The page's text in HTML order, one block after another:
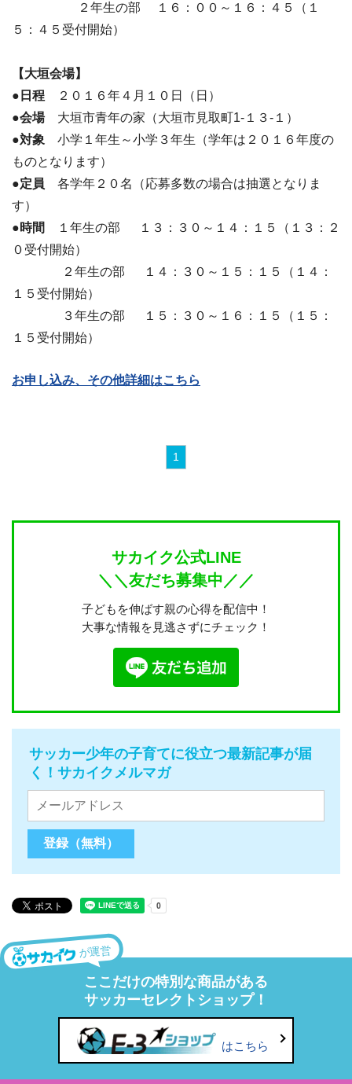
２年生の部 １６：００～１６：４５（１
５：４５受付開始）
【大垣会場】
●日程 ２０１６年４月１０日（日）
●会場大垣市青年の家（大垣市見取町1‐１３‐１）
●対象 小学１年生～小学３年生（学年は２０１６年度の
ものとなります）
●定員 各学年２０名（応募多数の場合は抽選となりま
す）
●時間
１年生の部 １３：３０～１４：１５（１３：２
０受付開始）
２年生の部 １４：３０～１５：１５（１４：
１５受付開始）
３年生の部 １５：３０～１６：１５（１５：
１５受付開始）
お申し込み、その他詳細はこちら
1
サカイク公式LINE
＼＼友だち募集中／／
子どもを伸ばす親の心得を配信中！
大事な情報を見逃さずにチェック！
サッカー少年の子育てに役立つ最新記事が届
く！サカイクメルマガ
が運営
ここだけの特別な商品がある
サッカーセレクトショップ！
はこちら